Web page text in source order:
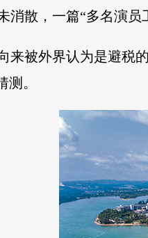
消散，一篇“多名演员
来被外界认为是避税
。